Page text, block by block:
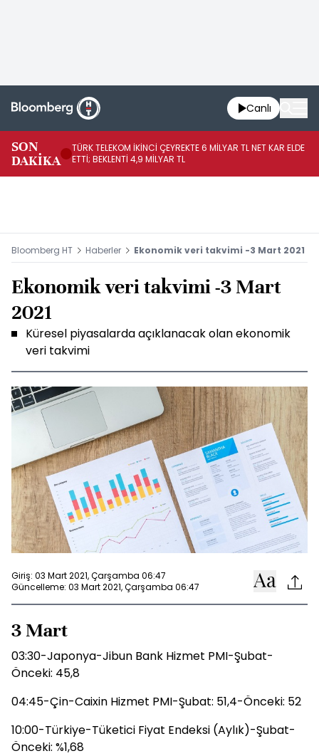
Canlı
SON
DAKİKA
TÜRK TELEKOM İKİNCİ ÇEYREKTE 6 MİLYAR TL NET KAR ELDE
ETTİ; BEKLENTİ 4,9 MİLYAR TL
Bloomberg HT Haberler Ekonomik veri takvimi -3 Mart 2021
Ekonomik veri takvimi -3 Mart
2021
Küresel piyasalarda açıklanacak olan ekonomik
veri takvimi
Giriş: 03 Mart 2021, Çarşamba 06:47
Güncelleme: 03 Mart 2021, Çarşamba 06:47
3 Mart
03:30-Japonya-Jibun Bank Hizmet PMI-Şubat-
Önceki: 45,8
04:45-Çin-Caixin Hizmet PMI-Şubat: 51,4-Önceki: 52
10:00-Türkiye-Tüketici Fiyat Endeksi (Aylık)-Şubat-
Önceki: %1,68